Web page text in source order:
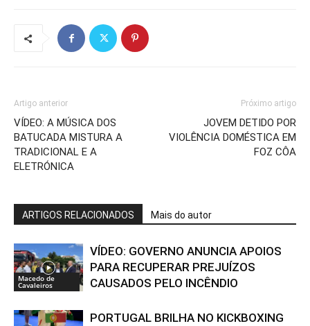
Artigo anterior
VÍDEO: A MÚSICA DOS
BATUCADA MISTURA A
TRADICIONAL E A
ELETRÓNICA
Próximo artigo
JOVEM DETIDO POR
VIOLÊNCIA DOMÉSTICA EM
FOZ CÔA
ARTIGOS RELACIONADOS Mais do autor
Macedo de
Cavaleiros
VÍDEO: GOVERNO ANUNCIA APOIOS
PARA RECUPERAR PREJUÍZOS
CAUSADOS PELO INCÊNDIO
PORTUGAL BRILHA NO KICKBOXING